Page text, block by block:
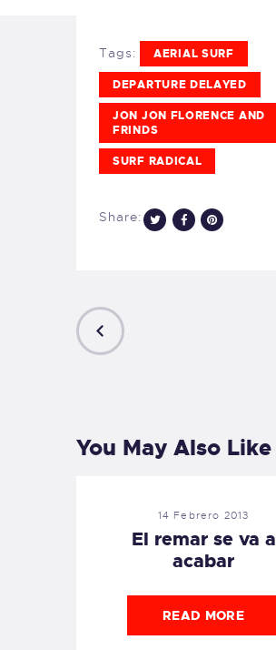
Tags: AERIAL SURF
DEPARTURE DELAYED
JON JON FLORENCE AND
FRINDS
SURF RADICAL
Share:
You May Also Like
14 Febrero 2013
El remar se va a
acabar
READ MORE